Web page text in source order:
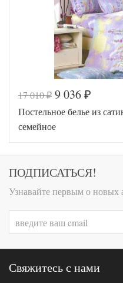
70х70
(2шт)
Производитель
Sailid
(Китай)
Код товара
516-225
Артикул
SLD-B-
Ткань
Размер
пододеяльника
150х215
(2шт)
Размер
простыни
250х250
наволочек
50х70
70х70
(2шт)
Производитель
Sailid
17 010₽ 9 036 ₽
Постельное белье из
семейное
ПОДПИСАТЬСЯ!
Узнавайте первым о новых
Свяжитесь с нами